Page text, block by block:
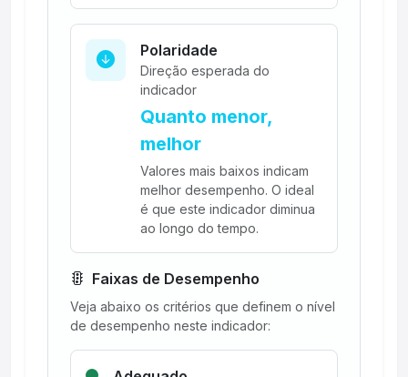
Polaridade
Direção esperada do
indicador
Quanto menor,
melhor
Valores mais baixos indicam
melhor desempenho. O ideal
é que este indicador diminua
ao longo do tempo.
Faixas de Desempenho
Veja abaixo os critérios que definem o nível
de desempenho neste indicador: